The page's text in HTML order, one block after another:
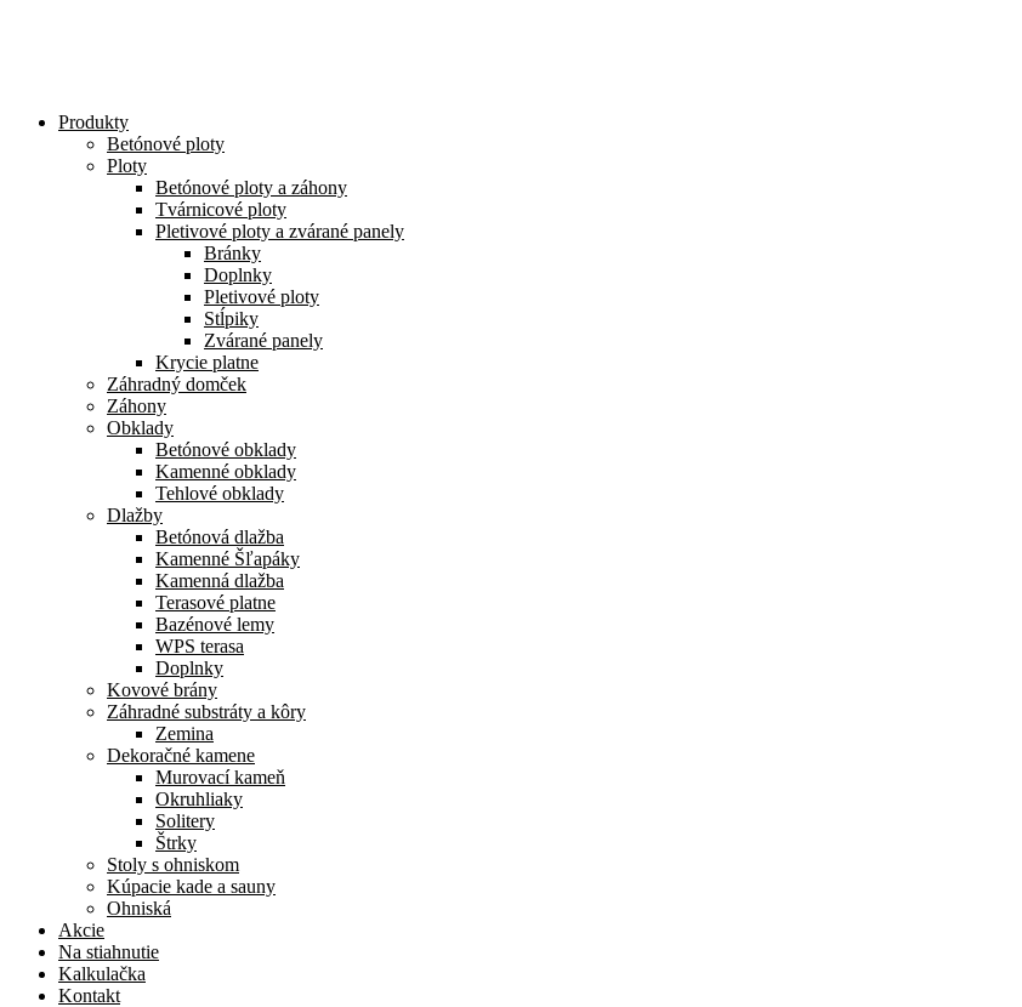
Produkty
Betónové ploty
Ploty
Betónové ploty a záhony
Tvárnicové ploty
Pletivové ploty a zvárané panely
Bránky
Doplnky
Pletivové ploty
Stĺpiky
Zvárané panely
Krycie platne
Záhradný domček
Záhony
Obklady
Betónové obklady
Kamenné obklady
Tehlové obklady
Dlažby
Betónová dlažba
Kamenné Šľapáky
Kamenná dlažba
Terasové platne
Bazénové lemy
WPS terasa
Doplnky
Kovové brány
Záhradné substráty a kôry
Zemina
Dekoračné kamene
Murovací kameň
Okruhliaky
Solitery
Štrky
Stoly s ohniskom
Kúpacie kade a sauny
Ohniská
Akcie
Na stiahnutie
Kalkulačka
Kontakt